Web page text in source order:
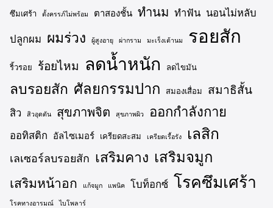
ซึมเศร้า ตั้งครรภ์ไม่พร้อม ตาสองชั้น ทำนม ทำฟัน นอนไม่หลับ
ปลูกผม ผมร่วง ผู้สูงอายุ ผ่ากราม มะเร็งเต้านม รอยสัก
ริ้วรอย ร้อยไหม ลดน้ำหนัก ลดไขมัน
ลบรอยสัก ศัลยกรรมปาก สมองเสื่อม สมาธิสั้น
สิว สิวอุดตัน สุขภาพจิต สุขภาพผิว ออกกำลังกาย
ออทิสติก อัลไซเมอร์ เครียดสะสม เครียดเรื้อรัง เลสิก
เลเซอร์ลบรอยสัก เสริมคาง เสริมจมูก
เสริมหน้าอก แก้จมูก แพนิค โบท็อกซ์ โรคซึมเศร้า
โรคทางอารมณ์ ไบโพลาร์